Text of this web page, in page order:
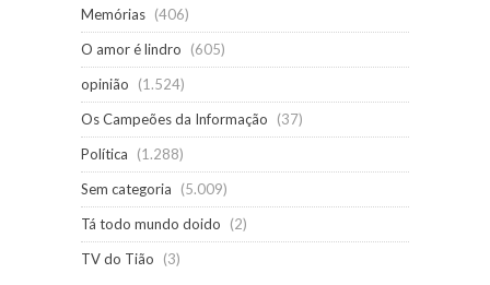
Memórias (406)
O amor é lindro
(605)
opinião
(1.524)
Os Campeões da Informação
(37)
Política
(1.288)
Sem categoria
(5.009)
Tá todo mundo doido
(2)
TV do Tião
(3)